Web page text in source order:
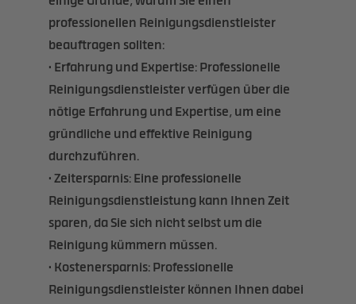
professionellen Reinigungsdienstleister
beauftragen sollten:
• Erfahrung und Expertise: Professionelle
Reinigungsdienstleister verfügen über die
nötige Erfahrung und Expertise, um eine
gründliche und effektive Reinigung
durchzuführen.
• Zeitersparnis: Eine professionelle
Reinigungsdienstleistung kann Ihnen Zeit
sparen, da Sie sich nicht selbst um die
Reinigung kümmern müssen.
• Kostenersparnis: Professionelle
Reinigungsdienstleister können Ihnen dabei